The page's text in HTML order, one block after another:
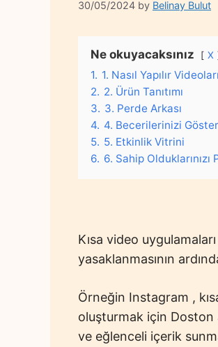
30/05/2024 by Belinay Bulut
Ne okuyacaksınız X
1. 1. Nasıl Yapılır Videoları
2. 2. Ürün Tanıtımı
3. 3. Perde Arkası
4. 4. Becerilerinizi
5. 5. Etkinlik Vitrini
6. 6. Sahip Olduklarınızı
Kısa video
yasaklanmasının
Örneğin Instagram ,
oluşturmak için Doston
ve eğlenceli içerik